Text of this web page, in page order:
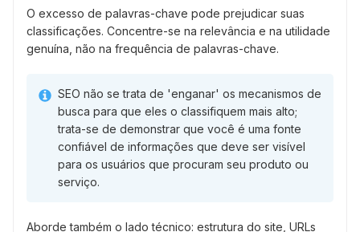
O excesso de palavras-chave pode prejudicar suas
classificações. Concentre-se na relevância e na utilidade
genuína, não na frequência de palavras-chave.
SEO não se trata de 'enganar' os mecanismos de
busca para que eles o classifiquem mais alto;
trata-se de demonstrar que você é uma fonte
confiável de informações que deve ser visível
para os usuários que procuram seu produto ou
serviço.
Aborde também o lado técnico: estrutura do site, URLs